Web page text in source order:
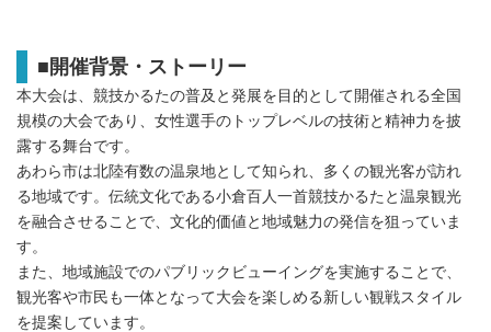
■ 開催背景・ストーリー
本大会は、競技かるたの普及と発展を目的として開催される全国
規模の大会であり、女性選手のトップレベルの技術と精神力を披
露する舞台です。
あわら市は北陸有数の温泉地として知られ、多くの観光客が訪れ
る地域です。伝統文化である小倉百人一首競技かるたと温泉観光
を融合させることで、文化的価値と地域魅力の発信を狙っていま
す。
また、地域施設でのパブリックビューイングを実施することで、
観光客や市民も一体となって大会を楽しめる新しい観戦スタイル
を提案しています。